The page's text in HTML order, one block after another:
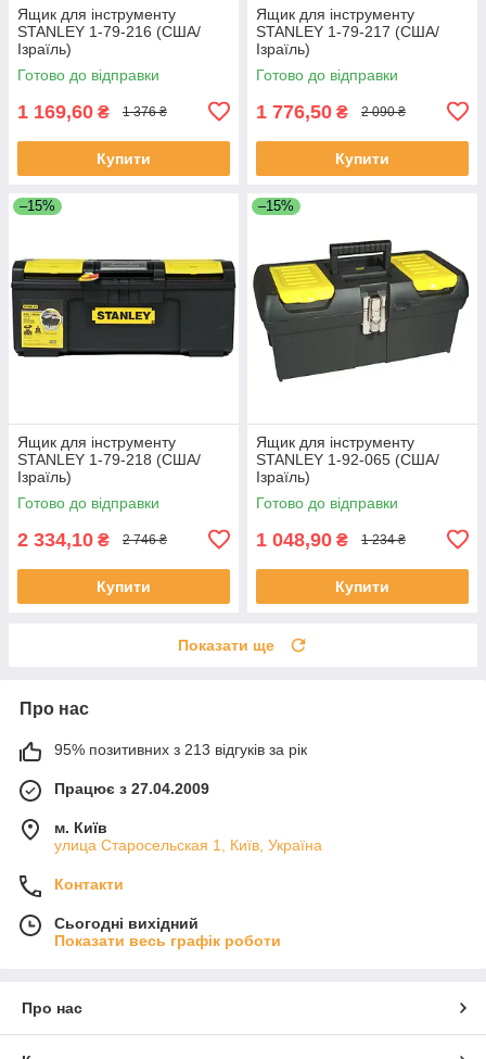
Ящик для інструменту
STANLEY 1-79-216 (США/
Ізраїль)
Готово до відправки
1 169,60 ₴ 1 376 ₴
Купити
Ящик для інструменту
STANLEY 1-79-217 (США/
Ізраїль)
Готово до відправки
1 776,50 ₴ 2 090 ₴
Купити
–15%
Ящик для інструменту
STANLEY 1-79-218 (США/
Ізраїль)
Готово до відправки
2 334,10 ₴ 2 746 ₴
Купити
–15%
Ящик для інструменту
STANLEY 1-92-065 (США/
Ізраїль)
Готово до відправки
1 048,90 ₴ 1 234 ₴
Купити
Показати ще
Про нас
95% позитивних з 213 відгуків за рік
Працює з 27.04.2009
м. Київ
улица Старосельская 1, Київ, Україна
Контакти
Сьогодні вихідний
Показати весь графік роботи
Про нас